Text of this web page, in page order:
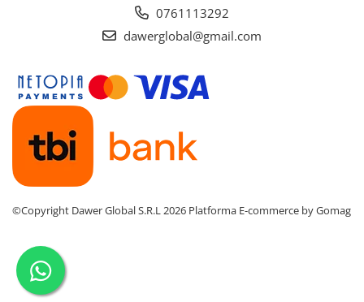
0761113292
dawerglobal@gmail.com
©Copyright Dawer Global S.R.L 2026 Platforma E-commerce by Gomag